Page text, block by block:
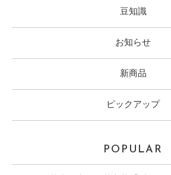
豆知識
お知らせ
新商品
ピックアップ
POPULAR